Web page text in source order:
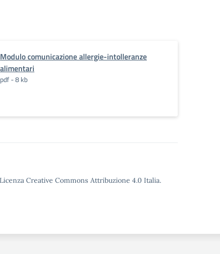
Modulo comunicazione allergie-intolleranze
alimentari
pdf - 8 kb
Creative Commons Attribuzione 4.0 Italia.